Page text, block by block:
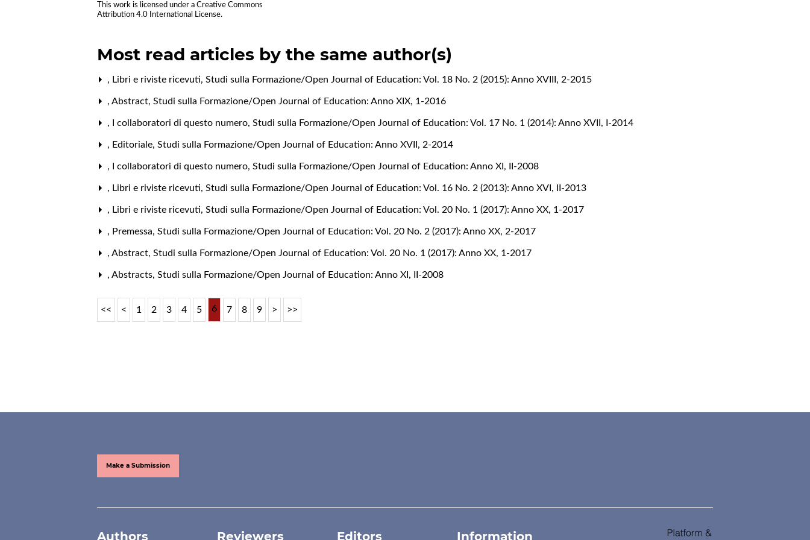
This work is licensed under aCreative Commons
Attribution 4.0 International License.
Most read articles by the same author(s)
, Libri e riviste ricevuti,Studi sulla Formazione/Open Journal of Education: Vol. 18 No. 2 (2015): Anno XVIII, 2-2015
,Abstract,Studi sulla Formazione/Open Journal of Education: Anno XIX, 1-2016
, I collaboratori di questo numero,Studi sulla Formazione/Open Journal of Education: Vol. 17 No. 1 (2014): Anno XVII, I-2014
, Editoriale,Studi sulla Formazione/Open Journal of Education: Anno XVII, 2-2014
, I collaboratori di questo numero,Studi sulla Formazione/Open Journal of Education: Anno XI, II-2008
, Libri e riviste ricevuti,Studi sulla Formazione/Open Journal of Education: Vol. 16 No. 2 (2013): Anno XVI, II-2013
, Libri e riviste ricevuti,Studi sulla Formazione/Open Journal of Education: Vol. 20 No. 1 (2017): Anno XX, 1-2017
, Premessa,Studi sulla Formazione/Open Journal of Education: Vol. 20 No. 2 (2017): Anno XX, 2-2017
,Abstract,Studi sulla Formazione/Open Journal of Education: Vol. 20 No. 1 (2017): Anno XX, 1-2017
,Abstracts,Studi sulla Formazione/Open Journal of Education: Anno XI, II-2008
<< < 1 2 3 4 5 6 7 8 9 > >>
Make a Submission
Authors Reviewers Editors Information